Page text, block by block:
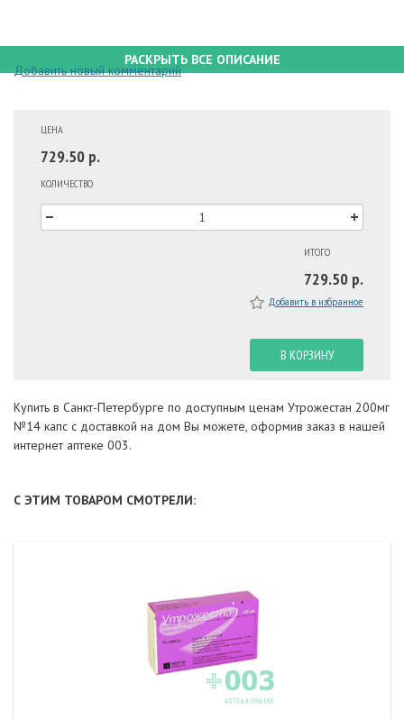
РАСКРЫТЬ ВСЕ ОПИСАНИЕ
Добавить новый комментарий
ЦЕНА
729.50 р.
КОЛИЧЕСТВО
ИТОГО
729.50 р.
Добавить в избранное
В КОРЗИНУ
Купить в Санкт-Петербурге по доступным ценам Утрожестан 200мг
№14 капс с доставкой на дом Вы можете, оформив заказ в нашей
интернет аптеке 003.
С ЭТИМ ТОВАРОМ СМОТРЕЛИ: